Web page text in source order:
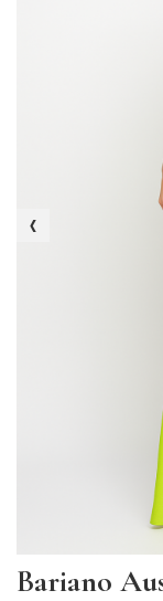
‹
Bariano